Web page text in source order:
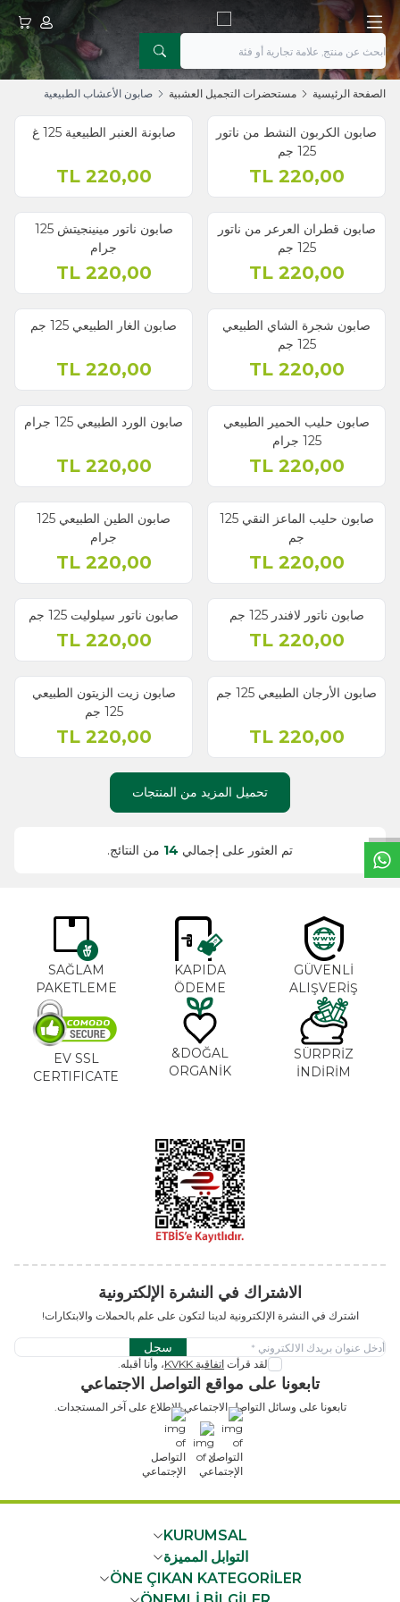
حسابيعربتي
الصفحة الرئيسية مستحضرات التجميل العشبية صابون الأعشاب الطبيعية
صابون الكربون النشط من ناتور
125 جم
220,00
TL
صابونة العنبر الطبيعية 125 غ
220,00
TL
صابون قطران العرعر من ناتور
125 جم
220,00
TL
صابون ناتور مينينجيتش 125
جرام
220,00
TL
صابون شجرة الشاي الطبيعي
125 جم
220,00
TL
صابون الغار الطبيعي 125 جم
220,00
TL
صابون حليب الحمير الطبيعي
125 جرام
220,00
TL
صابون الورد الطبيعي 125 جرام
220,00
TL
صابون حليب الماعز النقي 125
جم
220,00
TL
صابون الطين الطبيعي 125
جرام
220,00
TL
صابون ناتور لافندر 125 جم
220,00
TL
صابون ناتور سيلوليت 125 جم
220,00
TL
نفذ
صابون الأرجان الطبيعي 125 جم
220,00
TL
نفذ
صابون زيت الزيتون الطبيعي
125 جم
220,00
TL
تحميل المزيد من المنتجات
تم العثور على إجمالي 14 من النتائج.
GÜVENLİ
ALIŞVERİŞ
KAPIDA
ÖDEME
SAĞLAM
PAKETLEME
SÜRPRİZ
İNDİRİM
DOĞAL&
ORGANİK
EV SSL
CERTIFICATE
الاشتراك في النشرة الإلكترونية
اشترك في النشرة الإلكترونية لدينا لتكون على علم بالحملات والابتكارات!
سجل
لقد قرأت اتفاقية KVKK ، وأنا أقبله.
تابعونا على مواقع التواصل الاجتماعي
تابعونا على وسائل التواصل الاجتماعي للاطلاع على آخر المستجدات.
x
KURUMSAL
التوابل المميزة
ÖNE ÇIKAN KATEGORİLER